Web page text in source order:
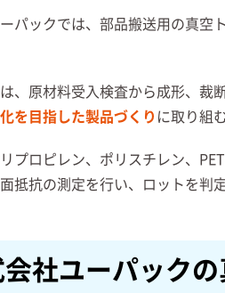
パックでは、部品搬送用の真空
、原材料受入検査から成形、裁
を目指した製品づくり に取り組
プロピレン、ポリスチレン、
抵抗の測定を行い、ロットを判
社ユーパック